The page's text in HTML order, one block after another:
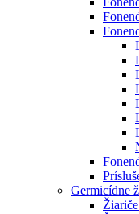
Germicídne